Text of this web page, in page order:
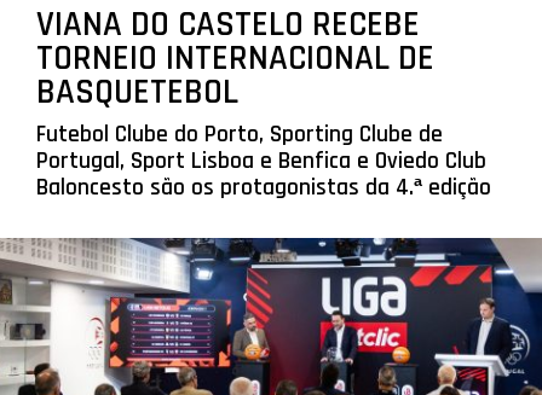
VIANA DO CASTELO RECEBE
TORNEIO INTERNACIONAL DE
BASQUETEBOL
Futebol Clube do Porto, Sporting Clube de
Portugal, Sport Lisboa e Benfica e Oviedo Club
Baloncesto são os protagonistas da 4.ª edição